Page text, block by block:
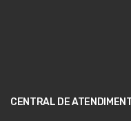
CENTRAL DE